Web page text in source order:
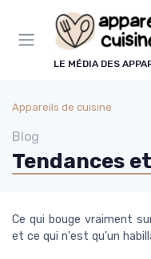
LE MÉDIA DES
Appareils de cuisine
Blog
Tendances
Ce qui bouge vraiment
et ce qui n'est qu'un
Panneau de gestion des